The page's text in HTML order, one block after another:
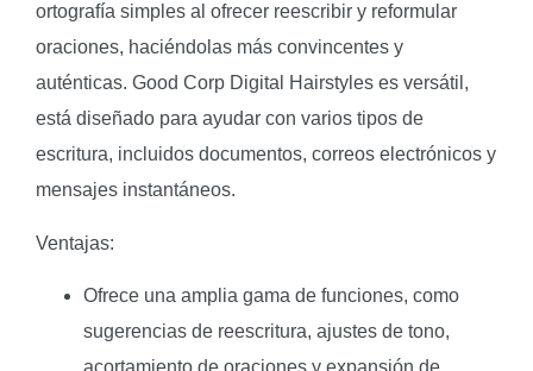
ortografía simples al ofrecer reescribir y reformular
oraciones, haciéndolas más convincentes y
auténticas. Good Corp Digital Hairstyles es versátil,
está diseñado para ayudar con varios tipos de
escritura, incluidos documentos, correos electrónicos y
mensajes instantáneos.
Ventajas:
Ofrece una amplia gama de funciones, como
sugerencias de reescritura, ajustes de tono,
acortamiento de oraciones y expansión de